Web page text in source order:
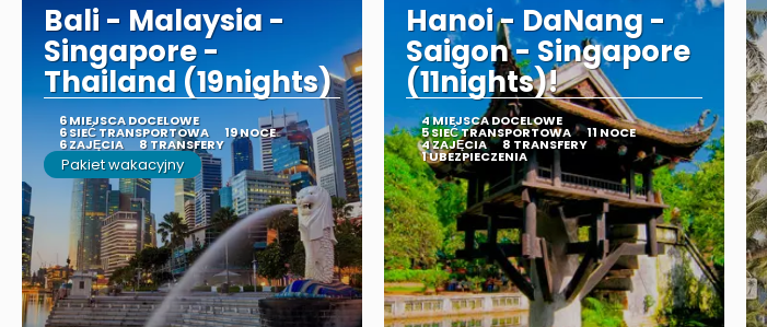
Bali - Malaysia -
Singapore -
Thailand (19nights)
6 MIEJSCA DOCELOWE
6 SIEĆ TRANSPORTOWA 19 NOCE
6 ZAJĘCIA 8 TRANSFERY
Pakiet wakacyjny
Hanoi - DaNang -
Saigon - Singapore
(11nights)!
4 MIEJSCA DOCELOWE
5 SIEĆ TRANSPORTOWA 11 NOCE
4 ZAJĘCIA 8 TRANSFERY
1 UBEZPIECZENIA